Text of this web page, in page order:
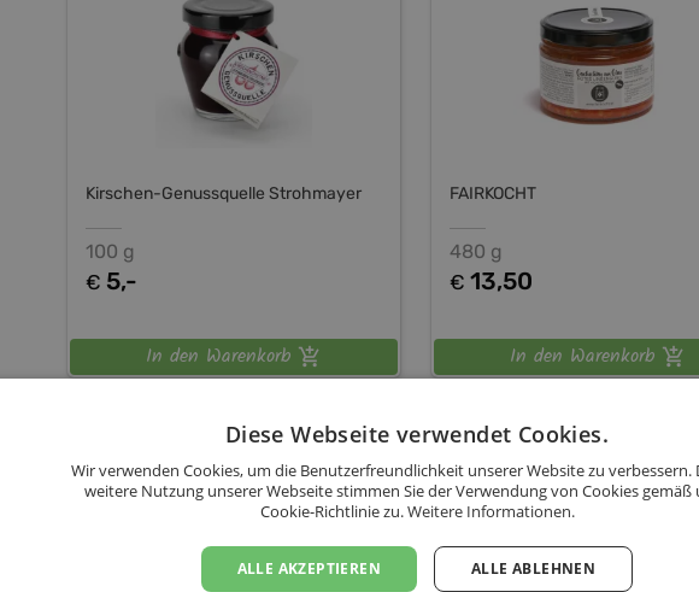
Kirschen-Genussquelle Strohmayer
100 g
€ 5,-
In den Warenkorb
FAIRKOCHT
480 g
€ 13,50
In den Warenkorb
Graumohn
Wurzers Veganes
Kürbiskernpesto
Diese Webseite verwendet Cookies.
Wir verwenden Cookies, um die Benutzerfreundlichkeit unserer Website zu verbessern.
weitere Nutzung unserer Webseite stimmen Sie der Verwendung von Cookies gemäß
Cookie-Richtlinie zu.Weitere Informationen.
ALLE AKZEPTIEREN ALLE ABLEHNEN